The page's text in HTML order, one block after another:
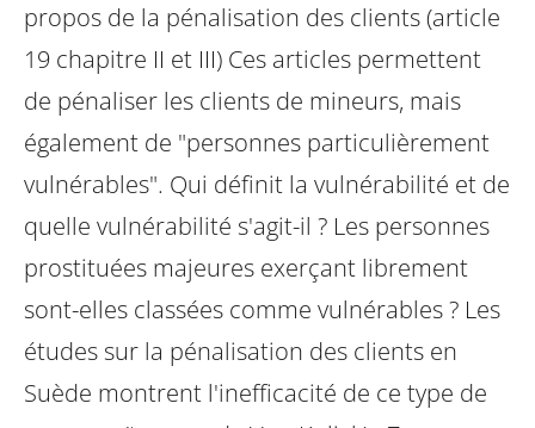
propos de la pénalisation des clients (article
19 chapitre II et III) Ces articles permettent
de pénaliser les clients de mineurs, mais
également de "personnes particulièrement
vulnérables". Qui définit la vulnérabilité et de
quelle vulnérabilité s'agit-il ? Les personnes
prostituées majeures exerçant librement
sont-elles classées comme vulnérables ? Les
études sur la pénalisation des clients en
Suède montrent l'inefficacité de ce type de